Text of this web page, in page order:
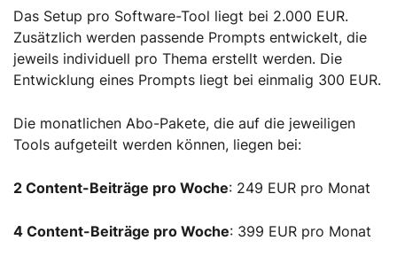
Das Setup pro Software-Tool liegt bei 2.000 EUR.
Zusätzlich werden passende Prompts entwickelt, die
jeweils individuell pro Thema erstellt werden. Die
Entwicklung eines Prompts liegt bei einmalig 300 EUR.
Die monatlichen Abo-Pakete, die auf die jeweiligen
Tools aufgeteilt werden können, liegen bei:
2 Content-Beiträge pro Woche: 249 EUR pro Monat
4 Content-Beiträge pro Woche: 399 EUR pro Monat